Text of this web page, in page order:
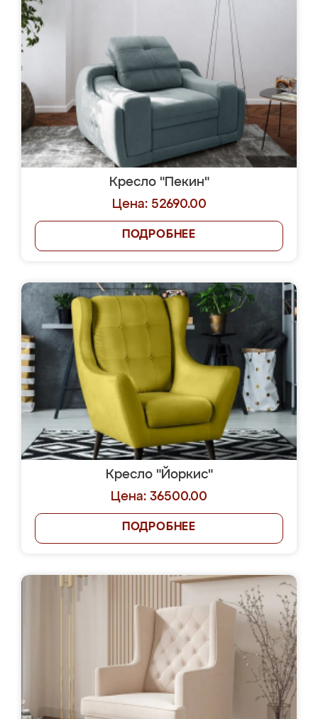
Кресло "Пекин"
Цена: 52690.00
ПОДРОБНЕЕ
Кресло "Йоркис"
Цена: 36500.00
ПОДРОБНЕЕ